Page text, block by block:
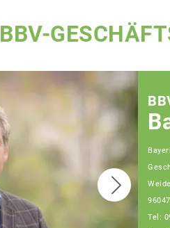
BBV-
Tel: